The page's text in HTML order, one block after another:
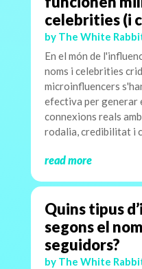
celebrities (i
by The White
En el món de
noms i celebrities
microinfluencers
efectiva per generar
connexions reals
rodalia, credibilitat i
read more
Quins tipus
segons el
seguidors?
by The White